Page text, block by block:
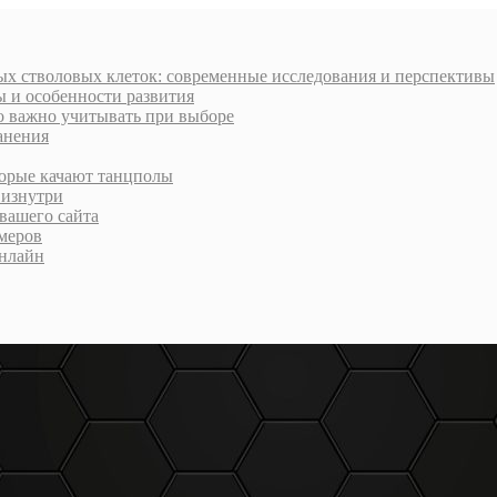
стволовых клеток: современные исследования и перспективы
особенности развития
важно учитывать при выборе
качают танцполы
сайта